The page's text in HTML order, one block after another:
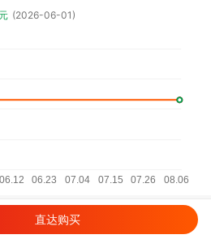
(2026-06-01)
直达购买